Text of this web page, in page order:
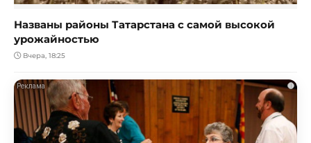
Названы районы Татарстана с самой высокой
урожайностью
Вчера, 18:25
i